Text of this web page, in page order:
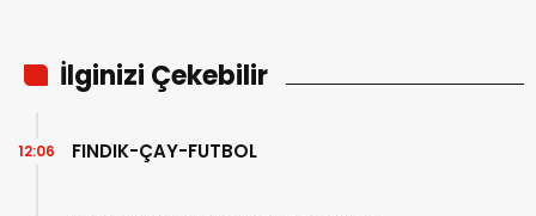
İlginizi Çekebilir
FINDIK-ÇAY-FUTBOL
12:06